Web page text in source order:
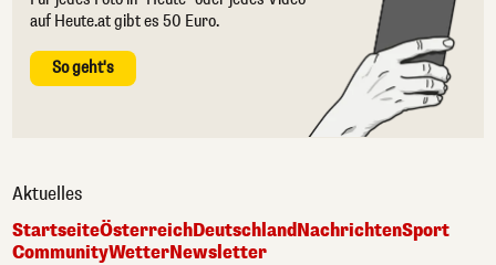
auf Heute.at gibt es 50 Euro.
So geht's
Aktuelles
StartseiteÖsterreichDeutschlandNachrichtenSport
CommunityWetterNewsletter